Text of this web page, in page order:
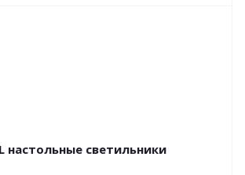
настольные светильники